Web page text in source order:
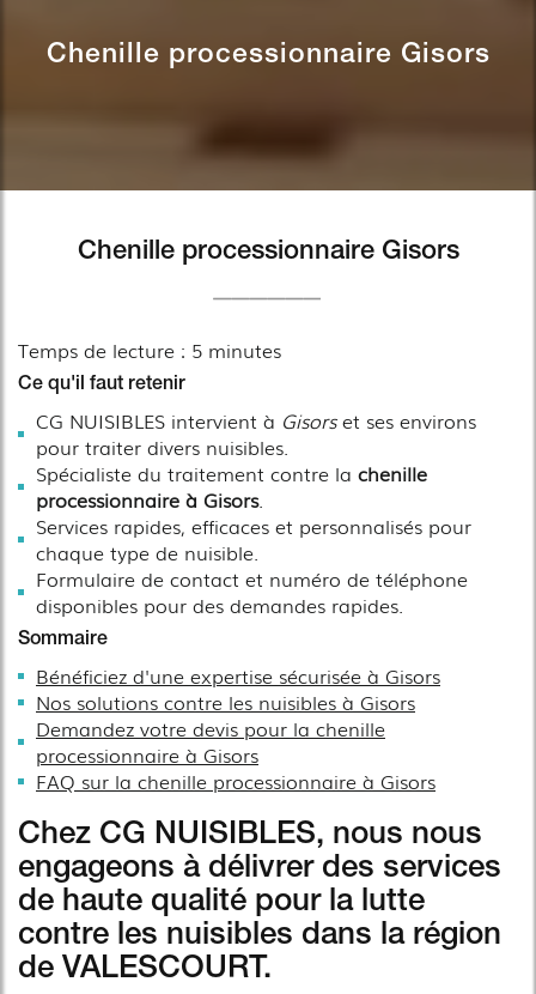
Chenille processionnaire Gisors
Chenille processionnaire Gisors
Temps de lecture : 5 minutes
Ce qu'il faut retenir
CG NUISIBLES intervient à Gisorset ses environs
pour traiter divers nuisibles.
Spécialiste du traitement contre la chenille
processionnaire à Gisors.
Services rapides, efficaces et personnalisés pour
chaque type de nuisible.
Formulaire de contact et numéro de téléphone
disponibles pour des demandes rapides.
Sommaire
Bénéficiez d'une expertise sécurisée à Gisors
Nos solutions contre les nuisibles à Gisors
Demandez votre devis pour la chenille
processionnaire à Gisors
FAQ sur la chenille processionnaire à Gisors
Chez CG NUISIBLES, nous nous
engageons à délivrer des services
de haute qualité pour la lutte
contre les nuisibles dans la région
de VALESCOURT.